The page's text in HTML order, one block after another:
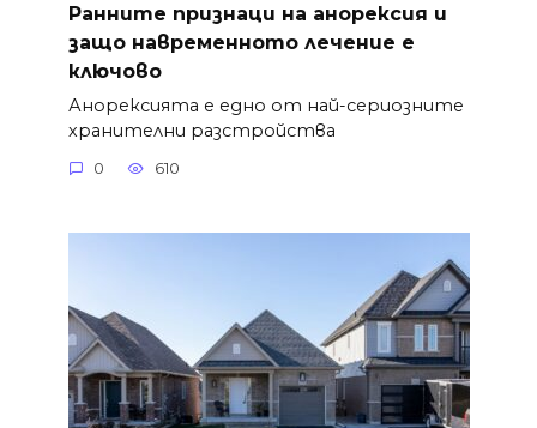
Ранните признаци на анорексия и
защо навременното лечение е
ключово
Анорексията е едно от най-сериозните
хранителни разстройства
0 610